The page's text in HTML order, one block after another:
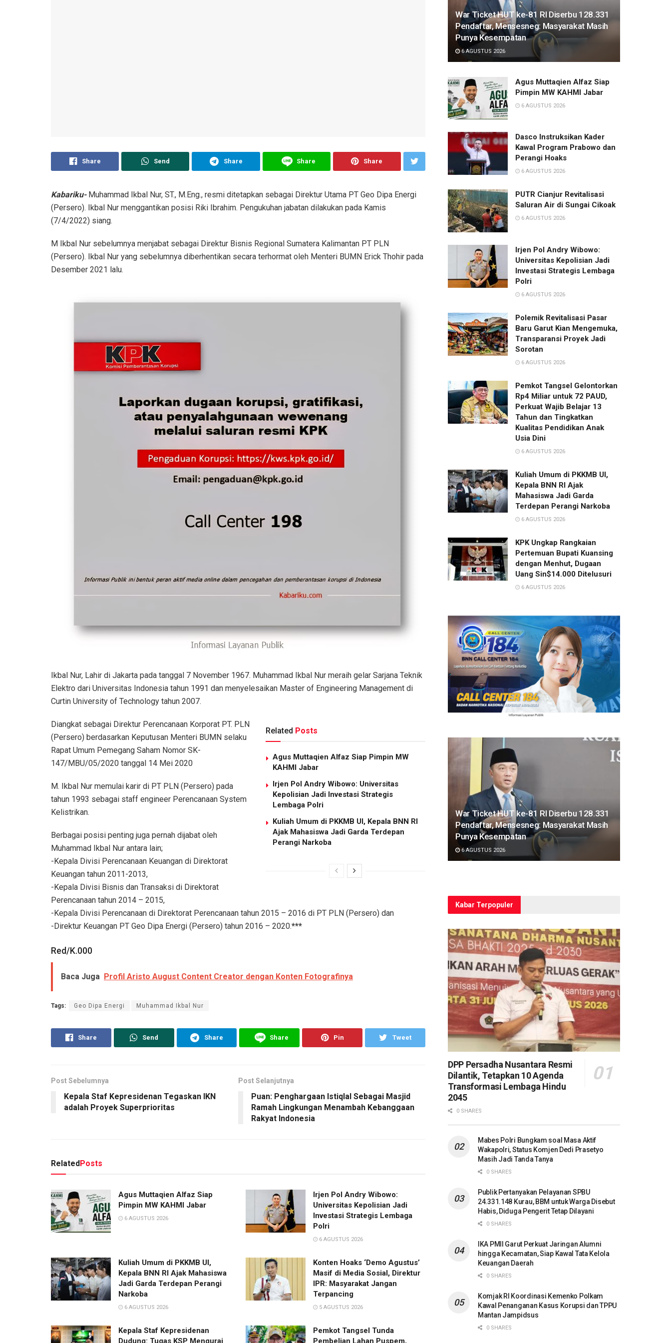
Share Send Share Share Share
Kabariku- Muhammad Ikbal Nur, ST., M.Eng., resmi ditetapkan sebagai Direktur Utama PT Geo Dipa Energi
(Persero). Ikbal Nur menggantikan posisi Riki Ibrahim. Pengukuhan jabatan dilakukan pada Kamis
(7/4/2022) siang.
M Ikbal Nur sebelumnya menjabat sebagai Direktur Bisnis Regional Sumatera Kalimantan PT PLN
(Persero). Ikbal Nur yang sebelumnya diberhentikan secara terhormat oleh Menteri BUMN Erick Thohir pada
Desember 2021 lalu.
Ikbal Nur, Lahir di Jakarta pada tanggal 7 November 1967. Muhammad Ikbal Nur meraih gelar Sarjana Teknik
Elektro dari Universitas Indonesia tahun 1991 dan menyelesaikan Master of Engineering Management di
Curtin University of Technology tahun 2007.
Related Posts
Agus Muttaqien Alfaz Siap Pimpin MW
KAHMI Jabar
Irjen Pol Andry Wibowo: Universitas
Kepolisian Jadi Investasi Strategis
Lembaga Polri
Kuliah Umum di PKKMB UI, Kepala BNN RI
Ajak Mahasiswa Jadi Garda Terdepan
Perangi Narkoba
Diangkat sebagai Direktur Perencanaan Korporat PT. PLN
(Persero) berdasarkan Keputusan Menteri BUMN selaku
Rapat Umum Pemegang Saham Nomor SK-
147/MBU/05/2020 tanggal 14 Mei 2020
M. Ikbal Nur memulai karir di PT PLN (Persero) pada
tahun 1993 sebagai staff engineer Perencanaan System
Kelistrikan.
Berbagai posisi penting juga pernah dijabat oleh
Muhammad Ikbal Nur antara lain;
-Kepala Divisi Perencanaan Keuangan di Direktorat
Keuangan tahun 2011-2013,
-Kepala Divisi Bisnis dan Transaksi di Direktorat
Perencanaan tahun 2014 – 2015,
-Kepala Divisi Perencanaan di Direktorat Perencanaan tahun 2015 – 2016 di PT PLN (Persero) dan
-Direktur Keuangan PT Geo Dipa Energi (Persero) tahun 2016 – 2020.***
Red/K.000
Baca Juga Profil Aristo August Content Creator dengan Konten Fotografinya
Tags: Geo Dipa Energi Muhammad Ikbal Nur
Share Send Share Share Pin Tweet
Post Sebelumnya
Kepala Staf Kepresidenan Tegaskan IKN
adalah Proyek Superprioritas
Post Selanjutnya
Puan: Penghargaan Istiqlal Sebagai Masjid
Ramah Lingkungan Menambah Kebanggaan
Rakyat Indonesia
RelatedPosts
Agus Muttaqien Alfaz Siap
Pimpin MW KAHMI Jabar
6 AGUSTUS 2026
Irjen Pol Andry Wibowo:
Universitas Kepolisian Jadi
Investasi Strategis Lembaga
Polri
6 AGUSTUS 2026
Kuliah Umum di PKKMB UI,
Kepala BNN RI Ajak Mahasiswa
Jadi Garda Terdepan Perangi
Narkoba
6 AGUSTUS 2026
Konten Hoaks ‘Demo Agustus’
Masif di Media Sosial, Direktur
IPR: Masyarakat Jangan
Terpancing
5 AGUSTUS 2026
Kepala Staf Kepresidenan
Dudung: Tugas KSP Mengurai
Pemkot Tangsel Tunda
Pembelian Lahan Puspem,
War Ticket HUT ke-81 RI Diserbu 128.331
Pendaftar, Mensesneg: Masyarakat Masih
Punya Kesempatan
6 AGUSTUS 2026
Agus Muttaqien Alfaz Siap
Pimpin MW KAHMI Jabar
6 AGUSTUS 2026
Dasco Instruksikan Kader
Kawal Program Prabowo dan
Perangi Hoaks
6 AGUSTUS 2026
PUTR Cianjur Revitalisasi
Saluran Air di Sungai Cikoak
6 AGUSTUS 2026
Irjen Pol Andry Wibowo:
Universitas Kepolisian Jadi
Investasi Strategis Lembaga
Polri
6 AGUSTUS 2026
Polemik Revitalisasi Pasar
Baru Garut Kian Mengemuka,
Transparansi Proyek Jadi
Sorotan
6 AGUSTUS 2026
Pemkot Tangsel Gelontorkan
Rp4 Miliar untuk 72 PAUD,
Perkuat Wajib Belajar 13
Tahun dan Tingkatkan
Kualitas Pendidikan Anak
Usia Dini
6 AGUSTUS 2026
Kuliah Umum di PKKMB UI,
Kepala BNN RI Ajak
Mahasiswa Jadi Garda
Terdepan Perangi Narkoba
6 AGUSTUS 2026
KPK Ungkap Rangkaian
Pertemuan Bupati Kuansing
dengan Menhut, Dugaan
Uang Sin$14.000 Ditelusuri
6 AGUSTUS 2026
War Ticket HUT ke-81 RI Diserbu 128.331
Pendaftar, Mensesneg: Masyarakat Masih
Punya Kesempatan
6 AGUSTUS 2026
Kabar Terpopuler
DPP Persadha Nusantara Resmi
Dilantik, Tetapkan 10 Agenda
Transformasi Lembaga Hindu
2045
0 SHARES
Mabes Polri Bungkam soal Masa Aktif
Wakapolri, Status Komjen Dedi Prasetyo
Masih Jadi Tanda Tanya
0 SHARES
Publik Pertanyakan Pelayanan SPBU
24.331.148 Kurau, BBM untuk Warga Disebut
Habis, Diduga Pengerit Tetap Dilayani
0 SHARES
IKA PMII Garut Perkuat Jaringan Alumni
hingga Kecamatan, Siap Kawal Tata Kelola
Keuangan Daerah
0 SHARES
Komjak RI Koordinasi Kemenko Polkam
Kawal Penanganan Kasus Korupsi dan TPPU
Mantan Jampidsus
0 SHARES